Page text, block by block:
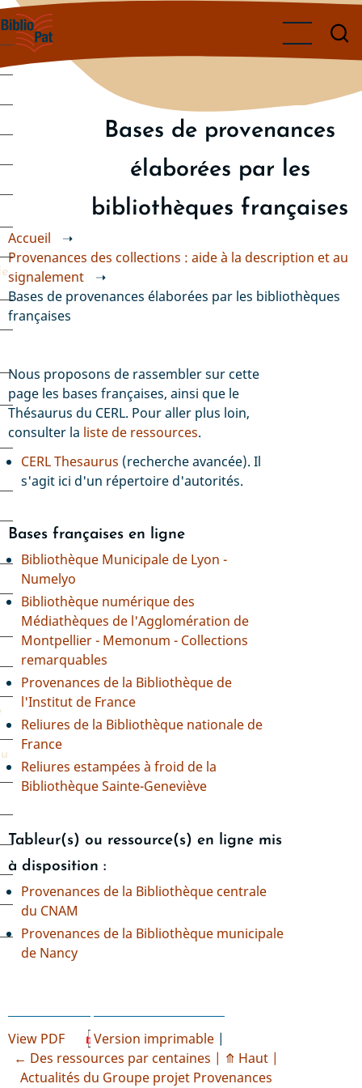
Aller
au
contenu
principal
Bases de provenances
élaborées par les
bibliothèques françaises
Accueil
➝
Provenances des collections : aide à la description et au
signalement
➝
Bases de provenances élaborées par les bibliothèques
françaises
Nous proposons de rassembler sur cette
page les bases françaises, ainsi que le
Thésaurus du CERL. Pour aller plus loin,
consulter la liste de ressources.
CERL Thesaurus (recherche avancée). Il
s'agit ici d'un répertoire d'autorités.
Bases françaises en ligne
Bibliothèque Municipale de Lyon -
Numelyo
Bibliothèque numérique des
Médiathèques de l'Agglomération de
Montpellier - Memonum - Collections
remarquables
Provenances de la Bibliothèque de
l'Institut de France
Reliures de la Bibliothèque nationale de
France
Reliures estampées à froid de la
Bibliothèque Sainte-Geneviève
Tableur(s) ou ressource(s) en ligne mis
à disposition :
Provenances de la Bibliothèque centrale
du CNAM
Provenances de la Bibliothèque municipale
de Nancy
View PDF Version imprimable
Liens
← Des ressources par centaines | ⤊ Haut |
Actualités du Groupe projet Provenances